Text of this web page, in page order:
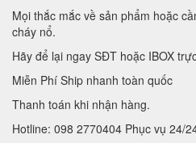
Mọi thắc mắc về sản phẩm hoặc
cháy nổ.
Hãy để lại ngay SĐT hoặc IBOX
Miễn Phí Ship nhanh toàn quốc
Thanh toán khi nhận hàng.
Hotline: 098 2770404 Phục vụ 24/